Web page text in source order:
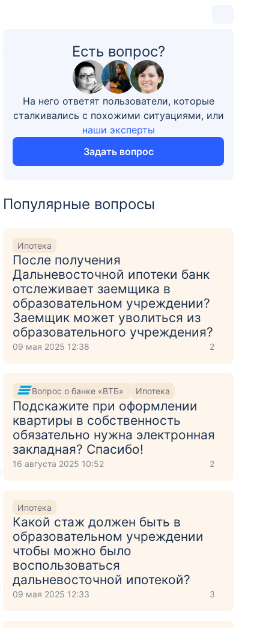
Есть вопрос?
На него ответят пользователи, которые
сталкивались с похожими ситуациями, или
наши эксперты
Задать вопрос
Популярные вопросы
Ипотека
После получения
Дальневосточной ипотеки банк
отслеживает заемщика в
образовательном учреждении?
Заемщик может уволиться из
образовательного учреждения?
09 мая 2025 12:38 2
Вопрос о банке «ВТБ» Ипотека
Подскажите при оформлении
квартиры в собственность
обязательно нужна электронная
закладная? Спасибо!
16 августа 2025 10:52 2
Ипотека
Какой стаж должен быть в
образовательном учреждении
чтобы можно было
воспользоваться
дальневосточной ипотекой?
09 мая 2025 12:33 3